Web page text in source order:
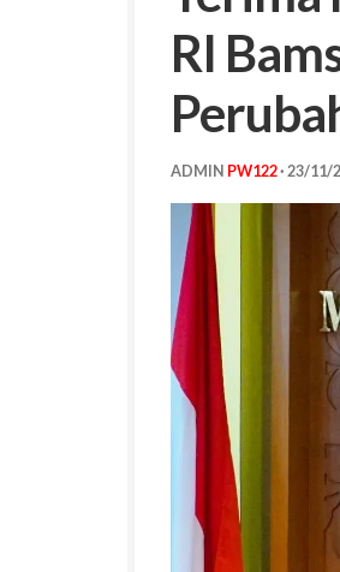
RI
ADMIN PW122· 23/11/